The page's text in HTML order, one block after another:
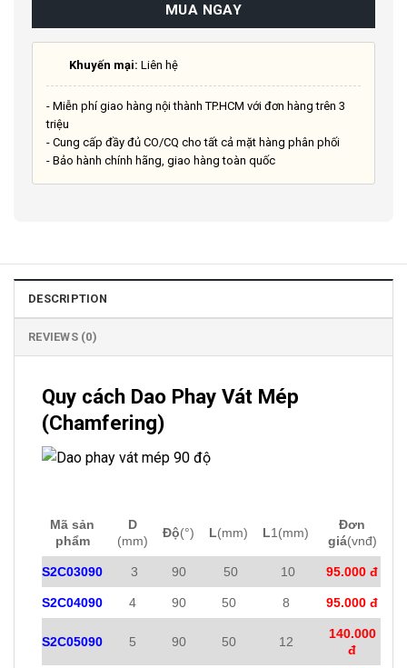
MUA NGAY
Khuyến mại: Liên hệ
- Miễn phí giao hàng nội thành TP.HCM với đơn hàng trên 3
triệu
- Cung cấp đầy đủ CO/CQ cho tất cả mặt hàng phân phối
- Bảo hành chính hãng, giao hàng toàn quốc
DESCRIPTION
REVIEWS (0)
Quy cách Dao Phay Vát Mép
(Chamfering)
Mã sản
phẩm
D
(mm)
Độ(°) L(mm) L1(mm)
Đơn
giá(vnđ)
S2C03090 3 90 50 10 95.000 đ
S2C04090 4 90 50 8 95.000 đ
S2C05090 5 90 50 12
140.000
đ